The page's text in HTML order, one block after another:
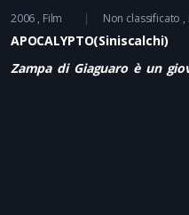
2006 Film Non classificato
APOCALYPTO(Siniscalchi)
Zampa di Giaguaro è un